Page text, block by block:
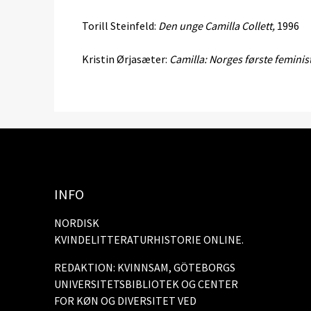
Torill Steinfeld: Den unge Camilla Collett, 1996
Kristin Ørjasæter: Camilla: Norges første
INFO
NORDISK
KVINDELITTERATURHISTORIE ONLINE.
REDAKTION: KVINNSAM, GÖTEBORGS
UNIVERSITETSBIBLIOTEK OG CENTER
FOR KØN OG DIVERSITET VED